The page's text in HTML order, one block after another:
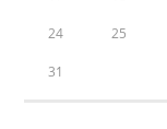
24 25
31